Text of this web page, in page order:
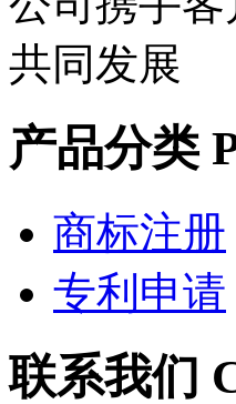
产品分类
商标注册
专利申请
联系我们